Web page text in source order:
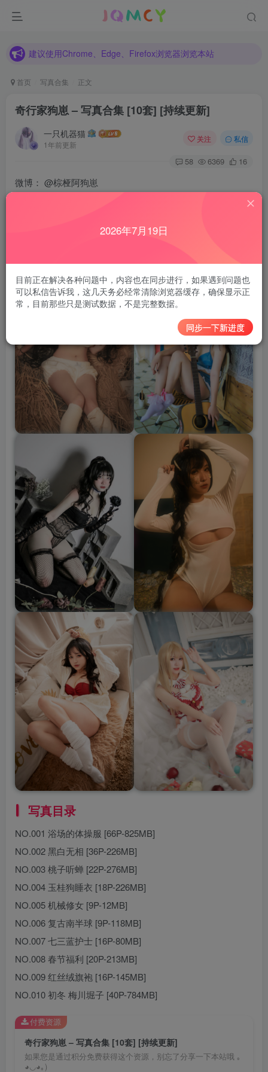
建议使用Chrome、Edge、Firefox浏览器浏览本站
建议使用Chrome、Edge、Firefox浏览器浏览本站
首页 写真合集 正文
奇行家狗崽 – 写真合集 [10套] [持续更新]
一只机器猫
1年前更新
关注 私信
58 6369 16
微博： @棕桠阿狗崽
写真目录
NO.001 浴场的体操服 [66P-825MB]
NO.002 黑白无相 [36P-226MB]
NO.003 桃子听蝉 [22P-276MB]
NO.004 玉桂狗睡衣 [18P-226MB]
NO.005 机械修女 [9P-12MB]
NO.006 复古南半球 [9P-118MB]
NO.007 七三蓝护士 [16P-80MB]
NO.008 春节福利 [20P-213MB]
NO.009 红丝绒旗袍 [16P-145MB]
NO.010 初冬 梅川堀子 [40P-784MB]
奇行家狗崽 – 写真合集 [10套] [持续更新]
如果您是通过积分免费获得这个资源，别忘了分享一下本站哦 ｡
◕◡◕｡)
付费资源
2026年7月19日
目前正在解决各种问题中，内容也在同步进行，如果遇到问题也
可以私信告诉我，这几天务必经常清除浏览器缓存，确保显示正
常，目前那些只是测试数据，不是完整数据。
同步一下新进度